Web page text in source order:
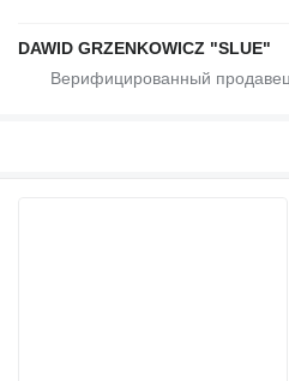
DAWID GRZENKOWICZ "SLUE"